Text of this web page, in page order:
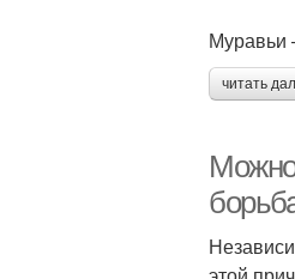
Муравьи
читать
Можно